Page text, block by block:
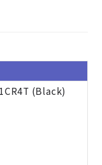
(Black)